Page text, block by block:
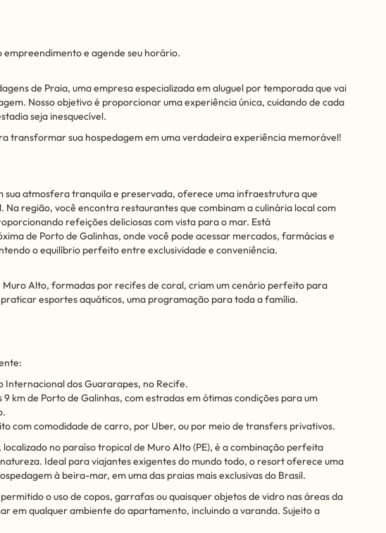
empreendimento e agende seu horário.
de Praia, uma empresa especializada em aluguel por temporada que vai
Nosso objetivo é proporcionar uma experiência única, cuidando de cada
seja inesquecível.
transformar sua hospedagem em uma verdadeira experiência memorável!
sua atmosfera tranquila e preservada, oferece uma infraestrutura que
região, você encontra restaurantes que combinam a culinária local com
refeições deliciosas com vista para o mar. Está
de Porto de Galinhas, onde você pode acessar mercados, farmácias e
o equilíbrio perfeito entre exclusividade e conveniência.
Muro Alto, formadas por recifes de coral, criam um cenário perfeito para
esportes aquáticos, uma programação para toda a família.
Internacional dos Guararapes, no Recife.
9 km de Porto de Galinhas, com estradas em ótimas condições para um
com comodidade de carro, por Uber, ou por meio de transfers privativos.
localizado no paraíso tropical de Muro Alto (PE), é a combinação perfeita
Ideal para viajantes exigentes do mundo todo, o resort oferece uma
à beira-mar, em uma das praias mais exclusivas do Brasil.
o uso de copos, garrafas ou quaisquer objetos de vidro nas áreas da
em qualquer ambiente do apartamento, incluindo a varanda. Sujeito a